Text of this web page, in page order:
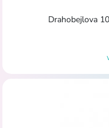
Drahobejlova